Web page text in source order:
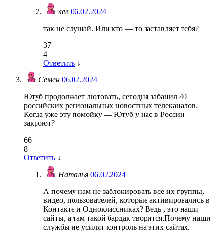
лев 06.02.2024
так не слушай. Или кто — то заставляет тебя?
37
4
Ответить ↓
Семен 06.02.2024
Ютуб продолжает лютовать, сегодня забанил 40
российских региональных новостных телеканалов.
Когда уже эту помойку — Ютуб у нас в России
закроют?
66
8
Ответить ↓
Наталья 06.02.2024
А почему нам не заблокировать все их группы,
видео, пользователей, которые активировались в
Контакте и Одноклассниках? Ведь , это наши
сайты, а там такой бардак творится.Почему наши
службы не усилят контроль на этих сайтах.